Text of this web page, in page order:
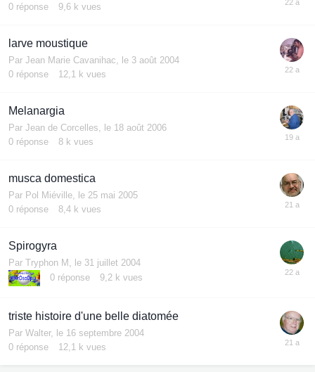
0 réponse 9,6 k vues
larve moustique
Par Jean Marie Cavanihac
le 3 août 2004
0 réponse 12,1 k vues
Melanargia
Par Jean de Corcelles
le 18 août 2006
0 réponse 8 k vues
musca domestica
Par Pol Miéville le 25 mai 2005
0 réponse 8,4 k vues
Spirogyra
Par Tryphon M
le 31 juillet 2004
0 réponse 9,2 k vues
triste histoire d'une belle diatomée
Par Walter, le 16 septembre 2004
0 réponse 12,1 k vues